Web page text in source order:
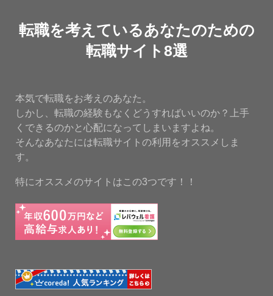
転職を考えているあなたのための
転職サイト8選
本気で転職をお考えのあなた。
しかし、転職の経験もなくどうすればいいのか？上手
くできるのかと心配になってしまいますよね。
そんなあなたには転職サイトの利用をオススメしま
す。
特にオススメのサイトはこの3つです！！